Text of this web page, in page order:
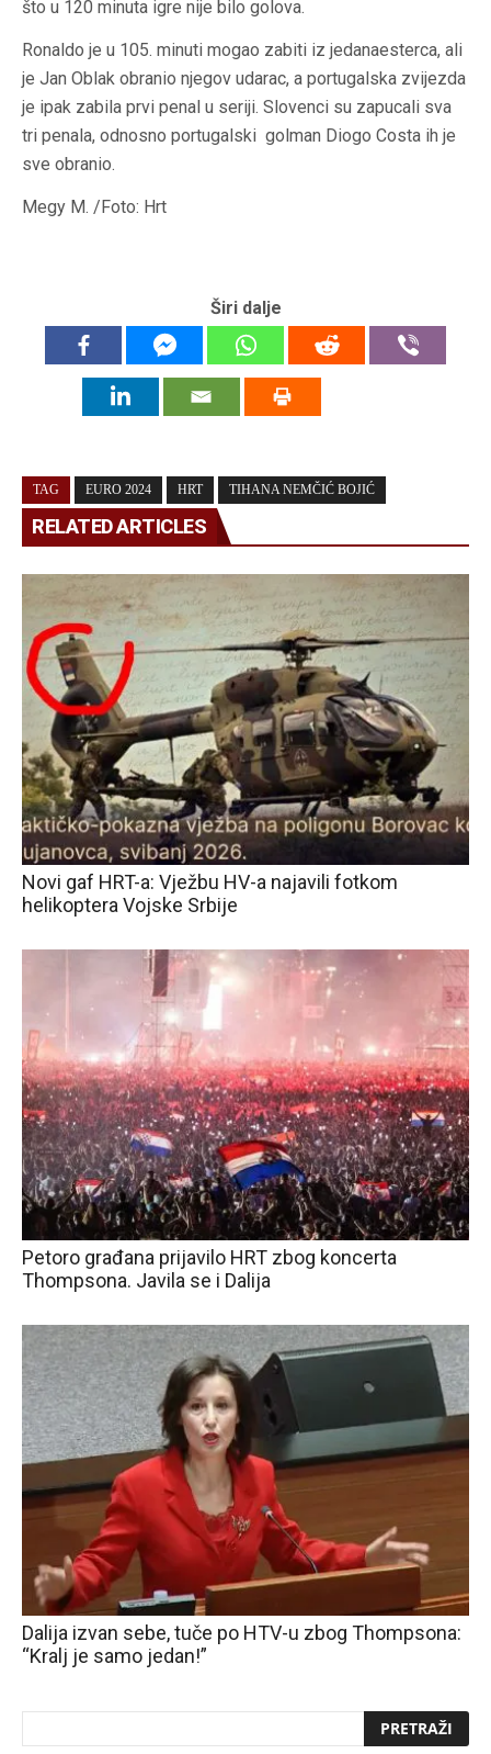
što u 120 minuta igre nije bilo golova.
Ronaldo je u 105. minuti mogao zabiti iz jedanaesterca, ali
je Jan Oblak obranio njegov udarac, a portugalska zvijezda
je ipak zabila prvi penal u seriji. Slovenci su zapucali sva
tri penala, odnosno portugalski golman Diogo Costa ih je
sve obranio.
Megy M. /Foto: Hrt
Širi dalje
TAG EURO 2024 HRT TIHANA NEMČIĆ BOJIĆ
RELATED ARTICLES
Novi gaf HRT-a: Vježbu HV-a najavili fotkom
helikoptera Vojske Srbije
Petoro građana prijavilo HRT zbog koncerta
Thompsona. Javila se i Dalija
Dalija izvan sebe, tuče po HTV-u zbog Thompsona:
“Kralj je samo jedan!”